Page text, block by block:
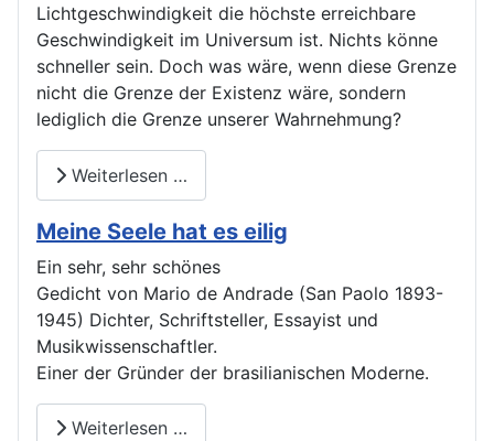
Lichtgeschwindigkeit die höchste erreichbare
Geschwindigkeit im Universum ist. Nichts könne
schneller sein. Doch was wäre, wenn diese Grenze
nicht die Grenze der Existenz wäre, sondern
lediglich die Grenze unserer Wahrnehmung?
Weiterlesen …
Meine Seele hat es eilig
Ein sehr, sehr schönes
Gedicht von Mario de Andrade (San Paolo 1893-
1945) Dichter, Schriftsteller, Essayist und
Musikwissenschaftler.
Einer der Gründer der brasilianischen Moderne.
Weiterlesen …